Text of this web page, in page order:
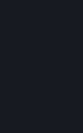
Você poderá usar
Assinaturas,
transações da
de Hardware.
Carteira Steam
Os fundos da
propriedade
e podem ser
conteúdo
outros, jogos e
Steam ou em um
Hardware. Os
monetário e não
fundos da Carteira
propriedade não